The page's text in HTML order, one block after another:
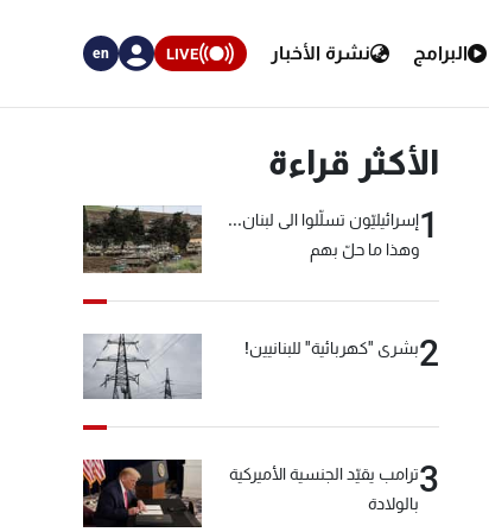
البرامج نشرة الأخبار LIVE
en
الأكثر قراءة
1إسرائيليّون تسلّلوا الى لبنان...
وهذا ما حلّ بهم
2بشرى "كهربائية" للبنانيين!
3ترامب يقيّد الجنسية الأميركية
بالولادة